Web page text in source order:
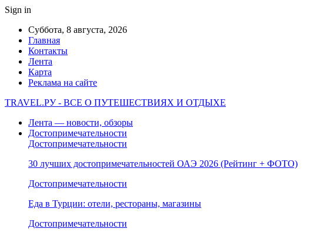
Sign in
Суббота, 8 августа, 2026
Главная
Контакты
Лента
Карта
Реклама на сайте
TRAVEL.РУ - ВСЕ О ПУТЕШЕСТВИЯХ И ОТДЫХЕ
Лента — новости, обзоры
Достопримечательности
Достопримечательности
30 лучших достопримечательностей ОАЭ 2026 (Рейтинг + ФОТО)
Достопримечательности
Еда в Турции: отели, рестораны, магазины
Достопримечательности